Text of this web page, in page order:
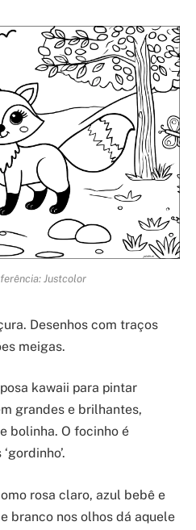
Justcolor
Desenhos com traços
meigas.
kawaii para pintar
grandes e brilhantes,
bolinha. O focinho é
rosa claro, azul bebê e
branco nos olhos dá aquele